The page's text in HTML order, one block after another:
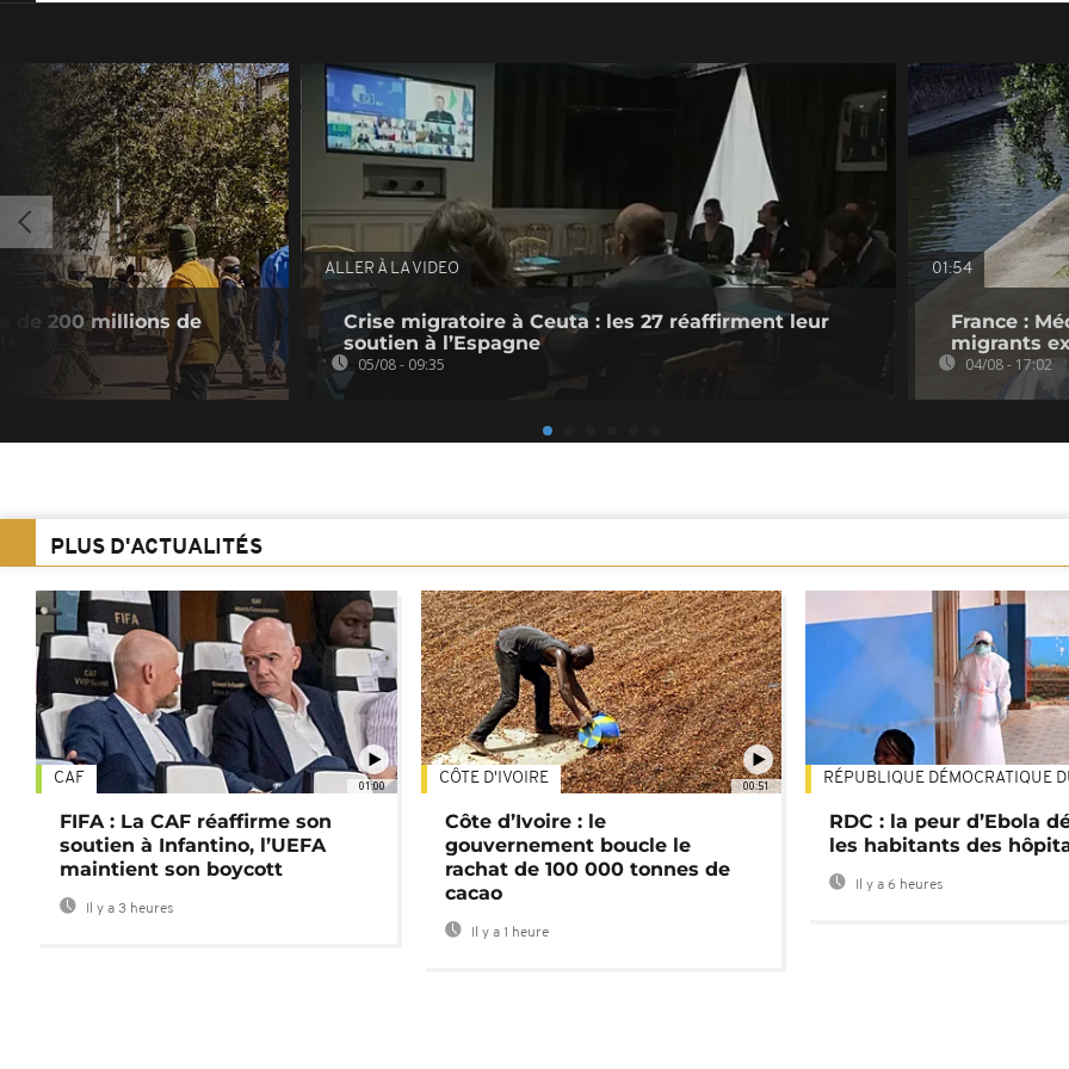
de 200 millions de
ALLER À LA VIDEO
Crise migratoire à Ceuta : les 27 réaffirment leur
soutien à l’Espagne
05/08 - 09:35
01:54
France :
migrants
04/08 - 17:02
PLUS D'ACTUALITÉS
01:00
CAF
FIFA : La CAF réaffirme son
soutien à Infantino, l’UEFA
maintient son boycott
Il y a 3 heures
00:51
CÔTE D'IVOIRE
Côte d’Ivoire : le
gouvernement boucle le
rachat de 100 000 tonnes de
cacao
Il y a 1 heure
RÉPUBLIQUE DÉMOCRATIQUE
RDC : la peur d’Ebola
les habitants des
Il y a 6 heures